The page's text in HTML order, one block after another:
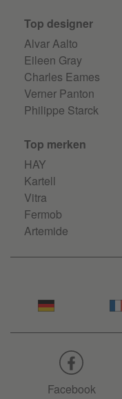
Top designer
Alvar Aalto
Eileen Gray
Charles Eames
Verner Panton
Philippe Starck
Top merken
HAY
Kartell
Vitra
Fermob
Artemide
Facebook